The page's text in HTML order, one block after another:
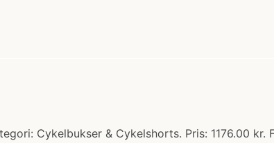
Cykelbukser & Cykelshorts. Pris: 1176.00